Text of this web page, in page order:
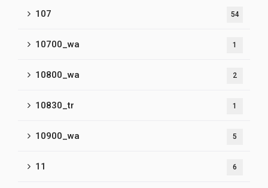
107 54
10700_wa 1
10800_wa 2
10830_tr 1
10900_wa 5
11 6